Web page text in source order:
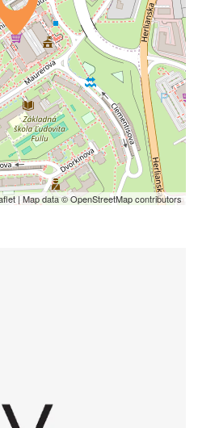
| Map data ©OpenStreetMapcontributors